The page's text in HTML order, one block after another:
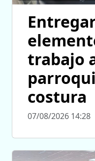
trabajo
costura
07/08/2026 14:28